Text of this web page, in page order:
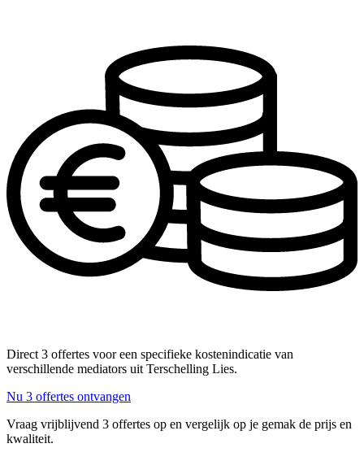
Direct 3 offertes voor een specifieke kostenindicatie van
verschillende mediators uit Terschelling Lies.
Nu 3 offertes ontvangen
Vraag vrijblijvend 3 offertes op en vergelijk op je gemak de prijs en
kwaliteit.